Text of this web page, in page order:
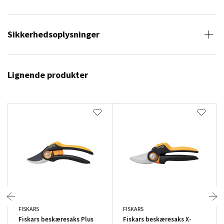
Sikkerhedsoplysninger
Lignende produkter
FISKARS
Fiskars beskæresaks Plus
FISKARS
Fiskars beskæresaks X-